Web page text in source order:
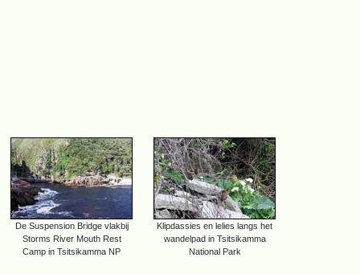
De Suspension Bridge vlakbij
Storms River Mouth Rest
Camp in Tsitsikamma NP
Klipdassies en lelies langs het
wandelpad in Tsitsikamma
National Park